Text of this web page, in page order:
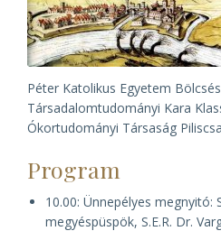
Péter Katolikus Egyetem
Társadalomtudományi Kara
Ókortudományi Társaság
Program
10.00: Ünnepélyes megnyitó:
megyéspüspök, S.E.R. Dr.